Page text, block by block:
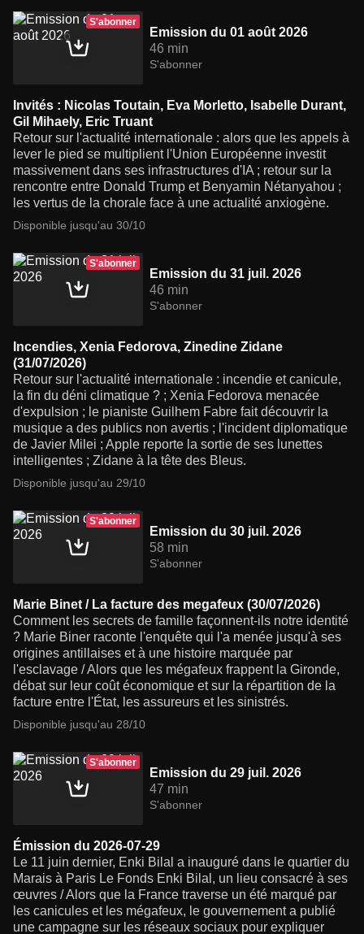
S'abonner
Emission du 01 août 2026
46 min
S'abonner
Invités : Nicolas Toutain, Eva Morletto, Isabelle Durant,
Gil Mihaely, Eric Truant
Retour sur l'actualité internationale : alors que les appels à
lever le pied se multiplient l'Union Européenne investit
massivement dans ses infrastructures d'IA ; retour sur la
rencontre entre Donald Trump et Benyamin Nétanyahou ;
les vertus de la chorale face à une actualité anxiogène.
Disponible jusqu'au 30/10
S'abonner
Emission du 31 juil. 2026
46 min
S'abonner
Incendies, Xenia Fedorova, Zinedine Zidane
(31/07/2026)
Retour sur l'actualité internationale : incendie et canicule,
la fin du déni climatique ? ; Xenia Fedorova menacée
d'expulsion ; le pianiste Guilhem Fabre fait découvrir la
musique a des publics non avertis ; l'incident diplomatique
de Javier Milei ; Apple reporte la sortie de ses lunettes
intelligentes ; Zidane à la tête des Bleus.
Disponible jusqu'au 29/10
S'abonner
Emission du 30 juil. 2026
58 min
S'abonner
Marie Binet / La facture des megafeux (30/07/2026)
Comment les secrets de famille façonnent-ils notre identité
? Marie Biner raconte l'enquête qui l'a menée jusqu'à ses
origines antillaises et à une histoire marquée par
l'esclavage / Alors que les mégafeux frappent la Gironde,
débat sur leur coût économique et sur la répartition de la
facture entre l'État, les assureurs et les sinistrés.
Disponible jusqu'au 28/10
S'abonner
Emission du 29 juil. 2026
47 min
S'abonner
Émission du 2026-07-29
Le 11 juin dernier, Enki Bilal a inauguré dans le quartier du
Marais à Paris Le Fonds Enki Bilal, un lieu consacré à ses
œuvres / Alors que la France traverse un été marqué par
les canicules et les mégafeux, le gouvernement a publié
une campagne sur les réseaux sociaux pour expliquer